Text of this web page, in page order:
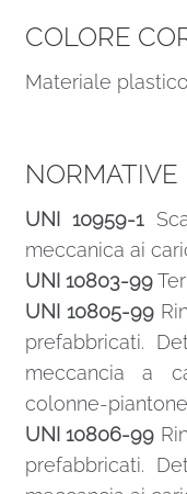
COLORE
Materiale
NORMATIVE
UNI 10959-1
meccanica ai
UNI 10803-99
UNI 10805-99
prefabbricati.
meccancia a
colonne-piantone
UNI 10806-99
prefabbricati.